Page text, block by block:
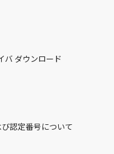
バ ダウンロード
認定番号について